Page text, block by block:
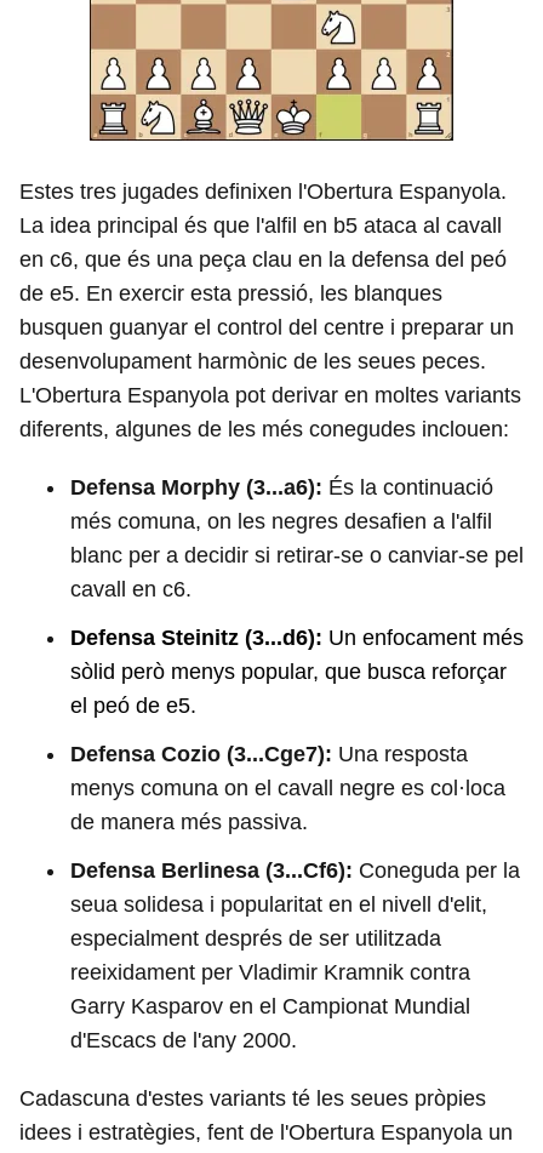
Estes tres jugades definixen l'Obertura Espanyola.
La idea principal és que l'alfil en b5 ataca al cavall
en c6, que és una peça clau en la defensa del peó
de e5. En exercir esta pressió, les blanques
busquen guanyar el control del centre i preparar un
desenvolupament harmònic de les seues peces.
L'Obertura Espanyola pot derivar en moltes variants
diferents, algunes de les més conegudes inclouen:
Defensa Morphy (3...a6): És la continuació
més comuna, on les negres desafien a l'alfil
blanc per a decidir si retirar-se o canviar-se pel
cavall en c6.
Defensa Steinitz (3...d6): Un enfocament més
sòlid però menys popular, que busca reforçar
el peó de e5.
Defensa Cozio (3...Cge7): Una resposta
menys comuna on el cavall negre es col·loca
de manera més passiva.
Defensa Berlinesa (3...Cf6): Coneguda per la
seua solidesa i popularitat en el nivell d'elit,
especialment després de ser utilitzada
reeixidament per Vladimir Kramnik contra
Garry Kasparov en el Campionat Mundial
d'Escacs de l'any 2000.
Cadascuna d'estes variants té les seues pròpies
idees i estratègies, fent de l'Obertura Espanyola un